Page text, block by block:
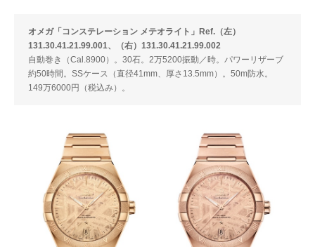
オメガ「コンステレーション メテオライト」Ref.（左）
131.30.41.21.99.001、（右）131.30.41.21.99.002
自動巻き（Cal.8900）。30石。2万5200振動／時。パワーリザーブ
約50時間。SSケース（直径41mm、厚さ13.5mm）。50m防水。
149万6000円（税込み）。